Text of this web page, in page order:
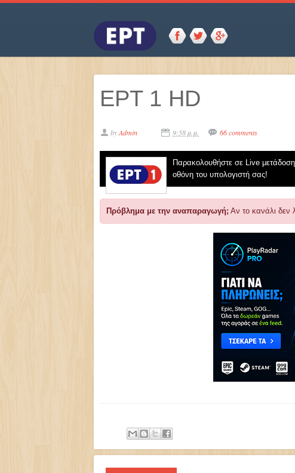
ΕΡΤ 1 HD
byAdmin 9:58 μ.μ. 66 comments
Παρακολουθήστε σε Live
οθόνη του υπολογιστή σας!
Πρόβλημα με την αναπαραγωγή; Αν το κανάλι δεν